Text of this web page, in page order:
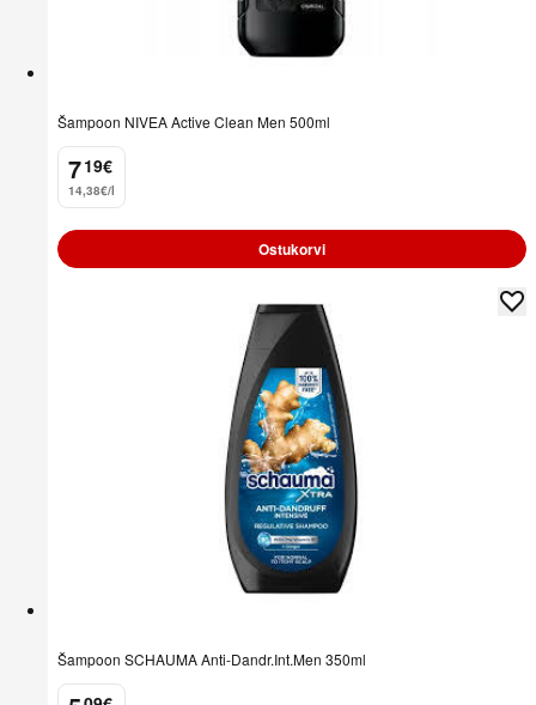
Šampoon NIVEA Active Clean Men 500ml
7
. 19€
14,38€/l
Ostukorvi
Šampoon SCHAUMA Anti-Dandr.Int.Men 350ml